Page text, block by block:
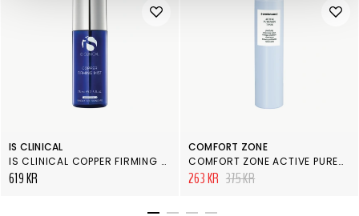
IS CLINICAL
IS CLINICAL COPPER FIRMING MIST
619 KR
COMFORT ZONE
COMFORT ZONE ACTIVE PURENESS TONER
263 KR 375 KR